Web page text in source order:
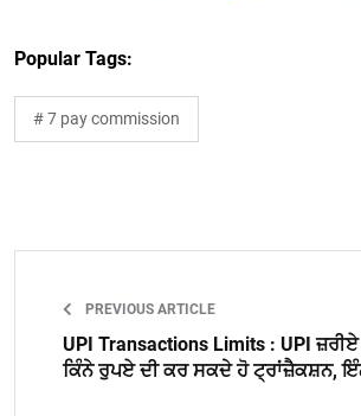
Popular Tags:
# 7 pay commission
PREVIOUS ARTICLE
UPI Transactions Limits : UPI
ਕਿੰਨੇ ਰੁਪਏ ਦੀ ਕਰ ਸਕਦੇ ਹੋ ਟ੍ਰਾਂਜ਼ੈਕਸ਼ਨ,